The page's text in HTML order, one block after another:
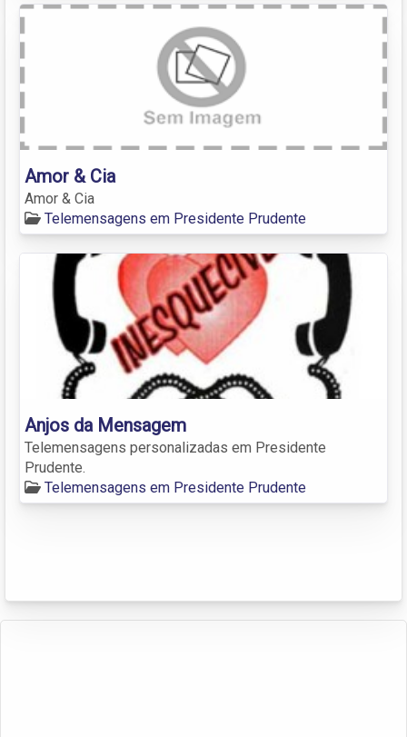
Amor & Cia
Amor & Cia
Telemensagens em Presidente Prudente
Anjos da Mensagem
Telemensagens personalizadas em Presidente
Prudente.
Telemensagens em Presidente Prudente